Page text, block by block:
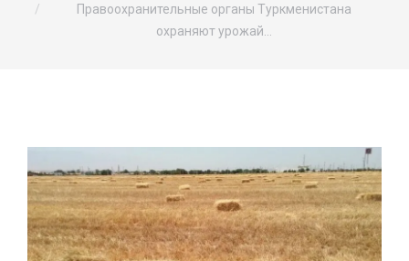
Правоохранительные органы Туркменистана
охраняют урожай…